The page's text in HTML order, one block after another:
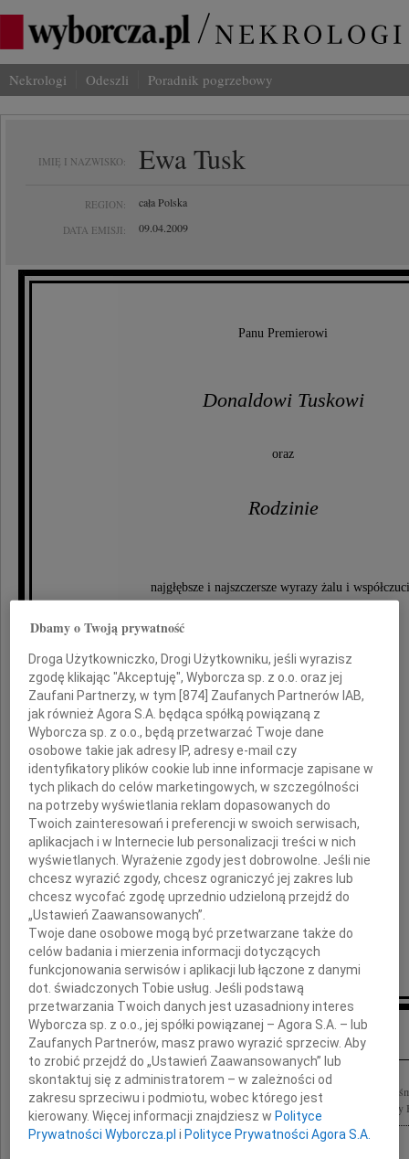
Nekrologi Odeszli Poradnik pogrzebowy
IMIĘ I NAZWISKO: Ewa Tusk
REGION: cała Polska
DATA EMISJI: 09.04.2009
Panu Premierowi
Donaldowi Tuskowi
oraz
Rodzinie
najgłębsze i najszczersze wyrazy żalu i
Mamy
składa
Minister Finansów
Jacek Rostowski
Inne kondolencje
Panu Premierowi Donaldowi Tuskowi wyrazy głębokiego współczucia z powodu
Platformy Obywatelskiej do Parlamentu Europejskiego Jacek Saryusz-Wolski Jerzy
Dbamy o Twoją prywatność
Droga Użytkowniczko, Drogi Użytkowniku, jeśli wyrazisz
zgodę klikając "Akceptuję", Wyborcza sp. z o.o. oraz jej
Zaufani Partnerzy, w tym [874] Zaufanych Partnerów IAB,
jak również Agora S.A. będąca spółką powiązaną z
Wyborcza sp. z o.o., będą przetwarzać Twoje dane
osobowe takie jak adresy IP, adresy e-mail czy
identyfikatory plików cookie lub inne informacje zapisane w
tych plikach do celów marketingowych, w szczególności
na potrzeby wyświetlania reklam dopasowanych do
Twoich zainteresowań i preferencji w swoich serwisach,
aplikacjach i w Internecie lub personalizacji treści w nich
wyświetlanych. Wyrażenie zgody jest dobrowolne. Jeśli nie
chcesz wyrazić zgody, chcesz ograniczyć jej zakres lub
chcesz wycofać zgodę uprzednio udzieloną przejdź do
„Ustawień Zaawansowanych”.
Twoje dane osobowe mogą być przetwarzane także do
celów badania i mierzenia informacji dotyczących
funkcjonowania serwisów i aplikacji lub łączone z danymi
dot. świadczonych Tobie usług. Jeśli podstawą
przetwarzania Twoich danych jest uzasadniony interes
Wyborcza sp. z o.o., jej spółki powiązanej – Agora S.A. – lub
Zaufanych Partnerów, masz prawo wyrazić sprzeciw. Aby
to zrobić przejdź do „Ustawień Zaawansowanych” lub
skontaktuj się z administratorem – w zależności od
zakresu sprzeciwu i podmiotu, wobec którego jest
kierowany. Więcej informacji znajdziesz wPolityce
Prywatności Wyborcza.pl iPolityce Prywatności Agora S.A.